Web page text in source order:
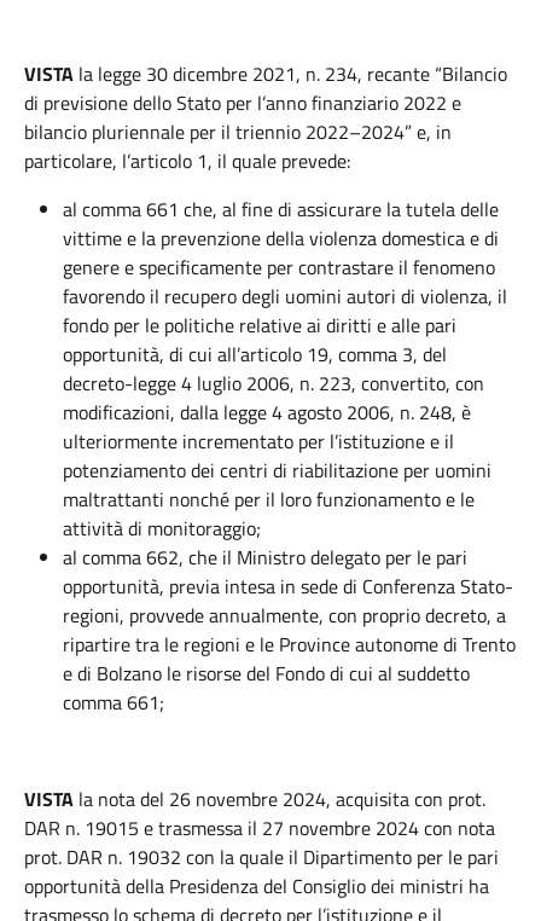
VISTA la legge 30 dicembre 2021, n. 234, recante “Bilancio
di previsione dello Stato per l’anno finanziario 2022 e
bilancio pluriennale per il triennio 2022–2024” e, in
particolare, l’articolo 1, il quale prevede:
al comma 661 che, al fine di assicurare la tutela delle
vittime e la prevenzione della violenza domestica e di
genere e specificamente per contrastare il fenomeno
favorendo il recupero degli uomini autori di violenza, il
fondo per le politiche relative ai diritti e alle pari
opportunità, di cui all’articolo 19, comma 3, del
decreto-legge 4 luglio 2006, n. 223, convertito, con
modificazioni, dalla legge 4 agosto 2006, n. 248, è
ulteriormente incrementato per l’istituzione e il
potenziamento dei centri di riabilitazione per uomini
maltrattanti nonché per il loro funzionamento e le
attività di monitoraggio;
al comma 662, che il Ministro delegato per le pari
opportunità, previa intesa in sede di Conferenza Stato-
regioni, provvede annualmente, con proprio decreto, a
ripartire tra le regioni e le Province autonome di Trento
e di Bolzano le risorse del Fondo di cui al suddetto
comma 661;
VISTA la nota del 26 novembre 2024, acquisita con prot.
DAR n. 19015 e trasmessa il 27 novembre 2024 con nota
prot. DAR n. 19032 con la quale il Dipartimento per le pari
opportunità della Presidenza del Consiglio dei ministri ha
trasmesso lo schema di decreto per l’istituzione e il